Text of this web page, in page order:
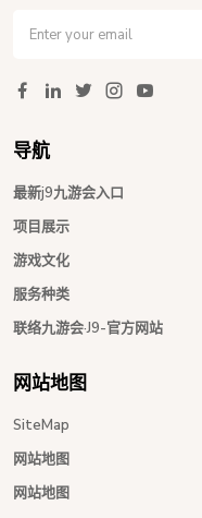
导航
最新j9九游会入口
项目展示
游戏文化
服务种类
联络九游会·J9-官方网站
网站地图
SiteMap
网站地图
网站地图